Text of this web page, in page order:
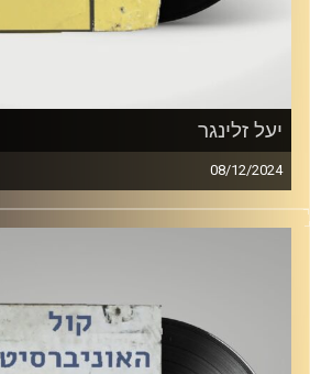
יעל זלינגר
08/12/2024
שעה של מוזיקה ישראלית עם שיר לבער
Elior Buchnik